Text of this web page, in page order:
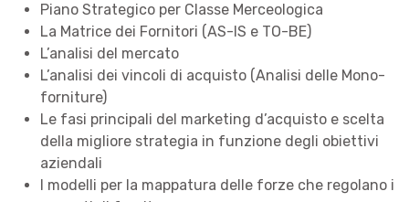
Piano Strategico per Classe Merceologica
La Matrice dei Fornitori (AS-IS e TO-BE)
L’analisi del mercato
L’analisi dei vincoli di acquisto (Analisi delle Mono-
forniture)
Le fasi principali del marketing d’acquisto e scelta
della migliore strategia in funzione degli obiettivi
aziendali
I modelli per la mappatura delle forze che regolano i